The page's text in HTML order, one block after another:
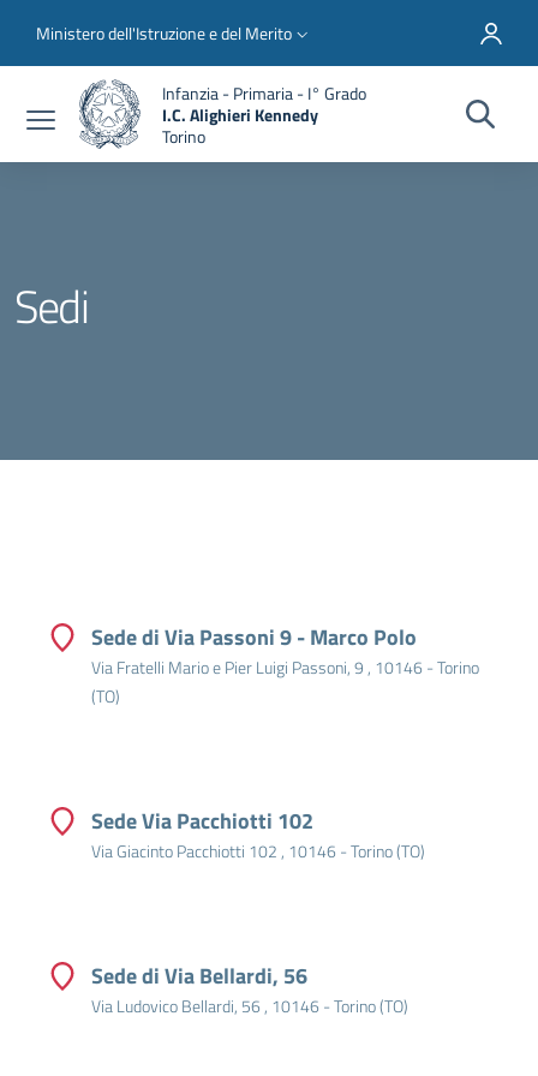
Slim top
Ministero dell'Istruzione e del Merito
Infanzia - Primaria - I° Grado
I.C. Alighieri Kennedy
Torino
Sedi
Sede di Via Passoni 9 - Marco Polo
Via Fratelli Mario e Pier Luigi Passoni, 9 , 10146 - Torino
(TO)
Sede Via Pacchiotti 102
Via Giacinto Pacchiotti 102 , 10146 - Torino (TO)
Sede di Via Bellardi, 56
Via Ludovico Bellardi, 56 , 10146 - Torino (TO)